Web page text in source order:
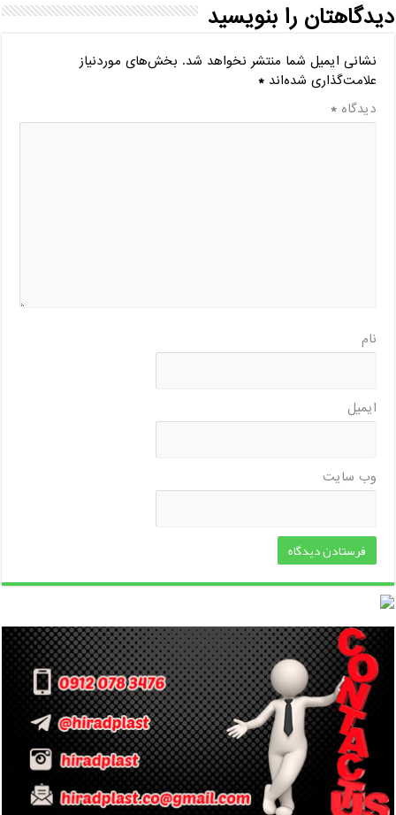
دیدگاهتان را بنویسید
نشانی ایمیل شما منتشر نخواهد شد. بخش‌های موردنیاز
علامت‌گذاری شده‌اند*
دیدگاه*
نام
ایمیل
وب‌ سایت